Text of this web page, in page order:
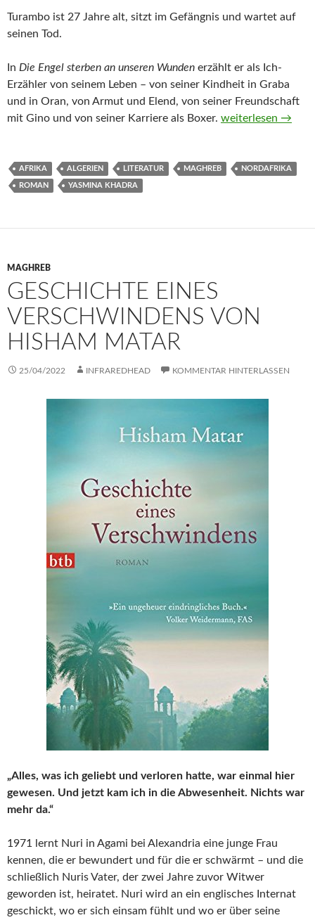
Turambo ist 27 Jahre alt, sitzt im Gefängnis und wartet auf
seinen Tod.
In Die Engel sterben an unseren Wunden erzählt er als Ich-
Erzähler von seinem Leben – von seiner Kindheit in Graba
und in Oran, von Armut und Elend, von seiner Freundschaft
mit Gino und von seiner Karriere als Boxer. Die Engel sterben
weiterlesen →
AFRIKA ALGERIEN LITERATUR MAGHREB NORDAFRIKA
ROMAN YASMINA KHADRA
MAGHREB
GESCHICHTE EINES
VERSCHWINDENS VON
HISHAM MATAR
25/04/2022 INFRAREDHEAD KOMMENTAR HINTERLASSEN
„Alles, was ich geliebt und verloren hatte, war einmal hier
gewesen. Und jetzt kam ich in die Abwesenheit. Nichts war
mehr da.“
1971 lernt Nuri in Agami bei Alexandria eine junge Frau
kennen, die er bewundert und für die er schwärmt – und die
schließlich Nuris Vater, der zwei Jahre zuvor Witwer
geworden ist, heiratet. Nuri wird an ein englisches Internat
geschickt, wo er sich einsam fühlt und wo er über seine